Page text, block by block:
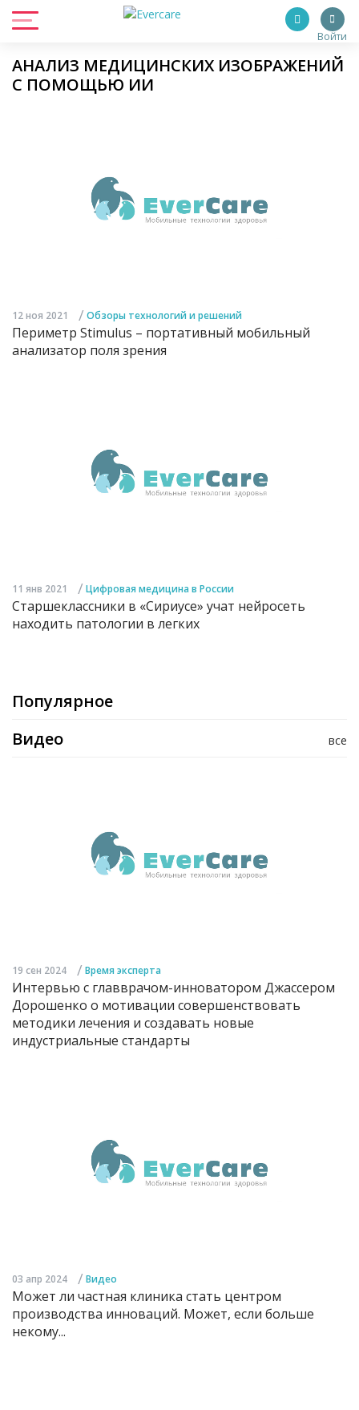
Войти
АНАЛИЗ МЕДИЦИНСКИХ ИЗОБРАЖЕНИЙ
С ПОМОЩЬЮ ИИ
12 ноя 2021 / Обзоры технологий и решений
Периметр Stimulus – портативный мобильный
анализатор поля зрения
11 янв 2021 / Цифровая медицина в России
Старшеклассники в «Сириусе» учат нейросеть
находить патологии в легких
Популярное
все
Видео
19 сен 2024 / Время эксперта
Интервью с главврачом-инноватором Джассером
Дорошенко о мотивации совершенствовать
методики лечения и создавать новые
индустриальные стандарты
03 апр 2024 / Видео
Может ли частная клиника стать центром
производства инноваций. Может, если больше
некому...